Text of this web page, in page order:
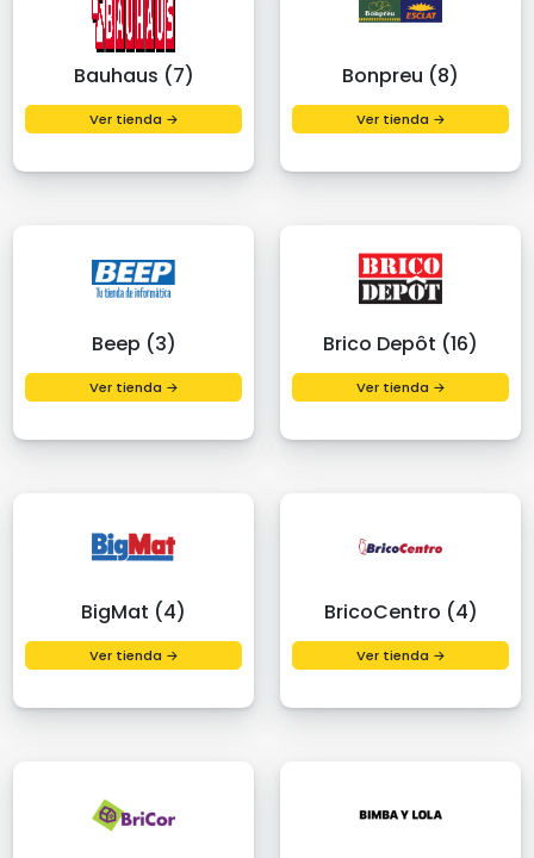
Bauhaus (7)
Ver tienda →
Bonpreu (8)
Ver tienda →
Beep (3)
Ver tienda →
Brico Depôt (16)
Ver tienda →
BigMat (4)
Ver tienda →
BricoCentro (4)
Ver tienda →